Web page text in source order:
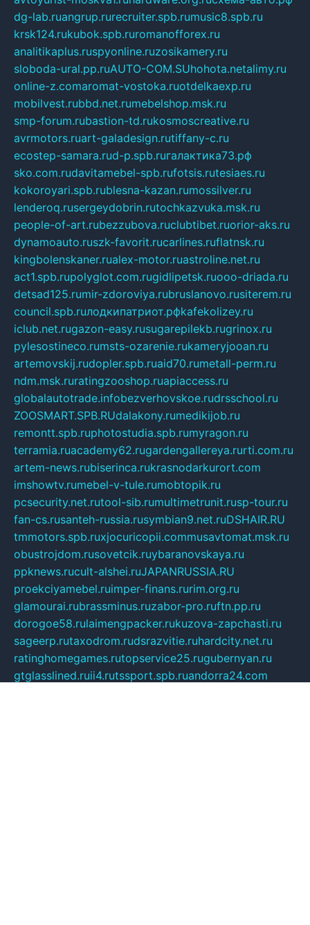
dg-lab.ruangrup.rurecruiter.spb.rumusic8.spb.ru
krsk124.rukubok.spb.ruromanofforex.ru
analitikaplus.ruspyonline.ruzosikamery.ru
sloboda-ural.pp.ruAUTO-COM.SUhohota.netalimy.ru
online-z.comaromat-vostoka.ruotdelkaexp.ru
mobilvest.rubbd.net.rumebelshop.msk.ru
smp-forum.rubastion-td.rukosmoscreative.ru
avrmotors.ruart-galadesign.rutiffany-c.ru
ecostep-samara.rud-p.spb.ruгалактика73.рф
sko.com.rudavitamebel-spb.rufotsis.rutesiaes.ru
kokoroyari.spb.rublesna-kazan.rumossilver.ru
lenderoq.rusergeydobrin.rutochkazvuka.msk.ru
people-of-art.rubezzubova.ruclubtibet.ruorior-aks.ru
dynamoauto.ruszk-favorit.rucarlines.ruflatnsk.ru
kingbolenskaner.rualex-motor.ruastroline.net.ru
act1.spb.rupolyglot.com.rugidlipetsk.ruooo-driada.ru
detsad125.rumir-zdoroviya.rubruslanovo.rusiterem.ru
council.spb.ruлодкипатриот.рфkafekolizey.ru
iclub.net.rugazon-easy.rusugarepilekb.rugrinox.ru
pylesostineco.rumsts-ozarenie.rukameryjooan.ru
artemovskij.rudopler.spb.ruaid70.rumetall-perm.ru
ndm.msk.ruratingzooshop.ruapiaccess.ru
globalautotrade.infobezverhovskoe.rudrsschool.ru
ZOOSMART.SPB.RUdalakony.rumedikijob.ru
remontt.spb.ruphotostudia.spb.rumyragon.ru
terramia.ruacademy62.rugardengallereya.rurti.com.ru
artem-news.rubiserinca.rukrasnodarkurort.com
imshowtv.rumebel-v-tule.rumobtopik.ru
pcsecurity.net.rutool-sib.rumultimetrunit.rusp-tour.ru
fan-cs.rusanteh-russia.rusymbian9.net.ruDSHAIR.RU
tmmotors.spb.ruxjocuricopii.commusavtomat.msk.ru
obustrojdom.rusovetcik.ruybaranovskaya.ru
ppknews.rucult-alshei.ruJAPANRUSSIA.RU
proekciyamebel.ruimper-finans.rurim.org.ru
glamourai.rubrassminus.ruzabor-pro.ruftn.pp.ru
dorogoe58.rulaimengpacker.rukuzova-zapchasti.ru
sageerp.rutaxodrom.rudsrazvitie.ruhardcity.net.ru
ratinghomegames.rutopservice25.rugubernyan.ru
gtglasslined.ruii4.rutssport.spb.ruandorra24.com